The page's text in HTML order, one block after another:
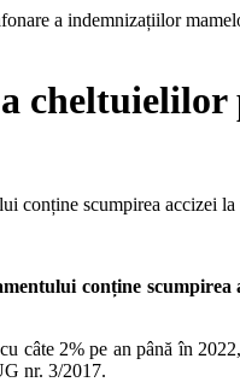
conține scumpirea accizei
conține
câte 2% pe an până în
nr. 3/2017.